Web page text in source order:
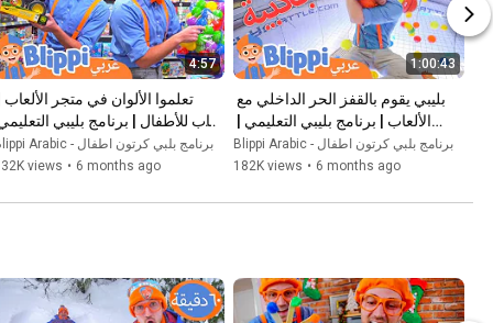
4:57
| Blippi - بليبي بالعربي
Blippi Arabic - برنامج بلبي كرتون اطفال
views • 6 months ago
1:00:43
Blippi - بليبي بالعربي
Blippi Arabic - برنامج بلبي كرتون اطفال
182K views • 6 months ago